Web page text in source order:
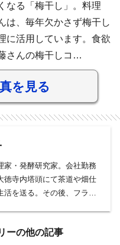
なる「梅干し」。料理
は、毎年欠かさず梅干し
に活用しています。食欲
さんの梅干しコ…
を見る
家・発酵研究家。会社勤務
徳寺内塔頭にて茶道や畑仕
活を送る。その後、フラン
し、雑誌や書籍などで幅
ーの他の記事